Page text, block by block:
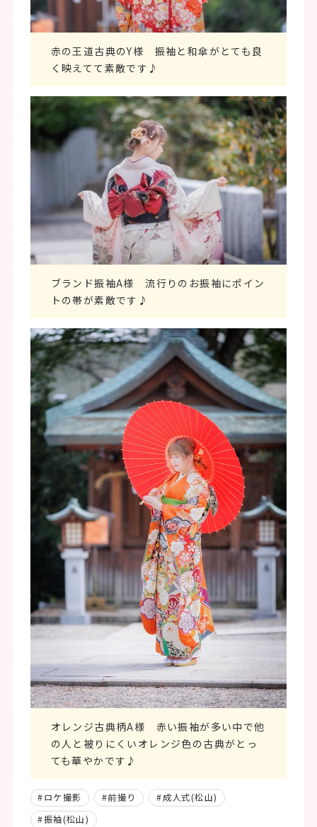
赤の王道古典のY様 振袖と和傘がとても良
く映えてて素敵です♪
ブランド振袖A様 流行りのお振袖にポイン
トの帯が素敵です♪
オレンジ古典柄A様 赤い振袖が多い中で他
の人と被りにくいオレンジ色の古典がとっ
ても華やかです♪
#ロケ撮影 #前撮り
#成人式(松山)
#振袖(松山)